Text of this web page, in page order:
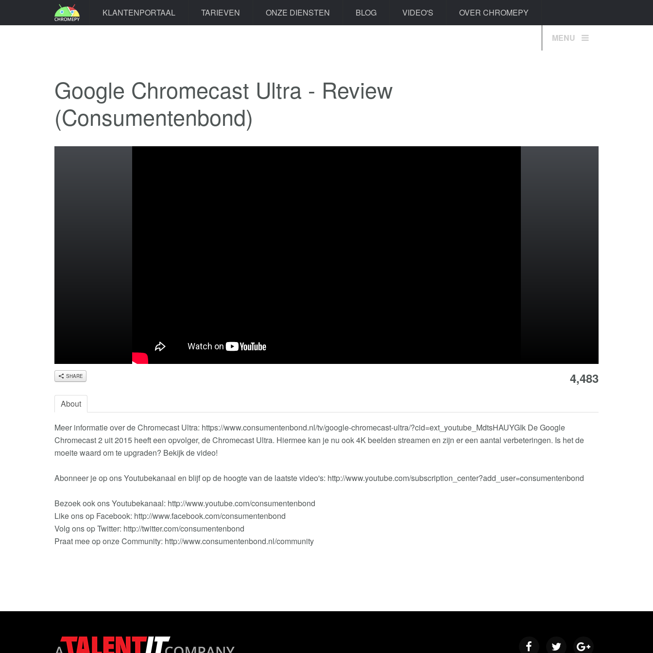
KLANTENPORTAAL TARIEVEN ONZE DIENSTEN BLOG VIDEO'S OVER CHROMEPY
MENU
Google Chromecast Ultra - Review
(Consumentenbond)
SHARE 4,483
About
Meer informatie over de Chromecast Ultra: https://www.consumentenbond.nl/tv/google-chromecast-ultra/?cid=ext_youtube_MdtsHAUYGIk De Google
Chromecast 2 uit 2015 heeft een opvolger, de Chromecast Ultra. Hiermee kan je nu ook 4K beelden streamen en zijn er een aantal verbeteringen. Is het de
moeite waard om te upgraden? Bekijk de video!
Abonneer je op ons Youtubekanaal en blijf op de hoogte van de laatste video's: http://www.youtube.com/subscription_center?add_user=consumentenbond
Bezoek ook ons Youtubekanaal: http://www.youtube.com/consumentenbond
Like ons op Facebook: http://www.facebook.com/consumentenbond
Volg ons op Twitter: http://twitter.com/consumentenbond
Praat mee op onze Community: http://www.consumentenbond.nl/community